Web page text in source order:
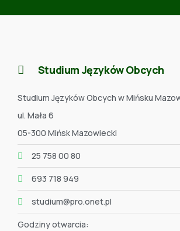
Studium Języków Obcych
Studium Języków Obcych w Mińsku
ul. Mała 6
05-300 Mińsk Mazowiecki
25 758 00 80
693 718 949
studium@pro.onet.pl
Godziny otwarcia: